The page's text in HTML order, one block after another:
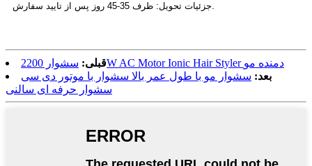
جزئیات تحویل: ظرف 35-45 روز پس از تایید سفارش.
قبلی:
سشوار 2200W AC Motor Ionic Hair Styler دمنده مو
بعد: سشوار مو با طول عمر بالا سشوار با موتور دی سی
سشوار حرفه ای سالنی